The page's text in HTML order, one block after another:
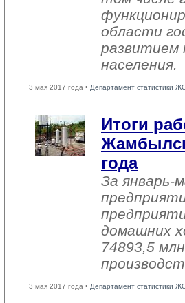
области
развитием
населения.
3 мая 2017 года • Департамент статистики
Итоги
года
За январь-
домашних
74893,5
3 мая 2017 года • Департамент статистики